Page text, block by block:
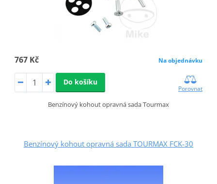
767 Kč Na objednávku
Do košíku
Porovnat
Benzínový kohout opravná sada Tourmax
Benzínový kohout opravná sada TOURMAX FCK-30